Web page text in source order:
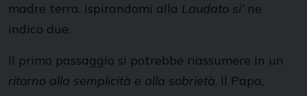
madre terra. Ispirandomi alla Laudato si’ ne
indico due.
Il primo passaggio si potrebbe riassumere in un
ritorno alla semplicità e alla sobrietà. Il Papa,